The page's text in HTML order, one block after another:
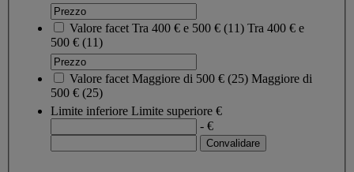
Valore facet Tra 400 € e 500 € (11) Tra 400 € e
500 € (11)
Valore facet Maggiore di 500 € (25) Maggiore di
500 € (25)
Limite inferiore Limite superiore €
- €